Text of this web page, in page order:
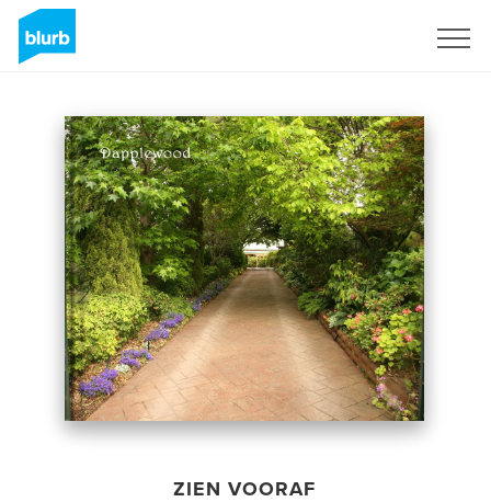
ZIEN VOORAF